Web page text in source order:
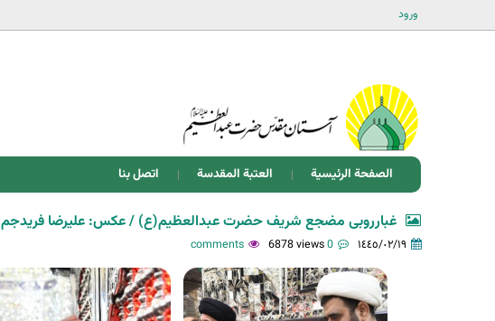
ورود
الصفحة الرئيسية العتبة المقدسة اتصل بنا
غبارروبی مضجع شریف حضرت عبدالعظیم(ع) / عکس: علیرضا فریدجم
١٤٤٥/٠٢/١٩ 0 comments
6878 views